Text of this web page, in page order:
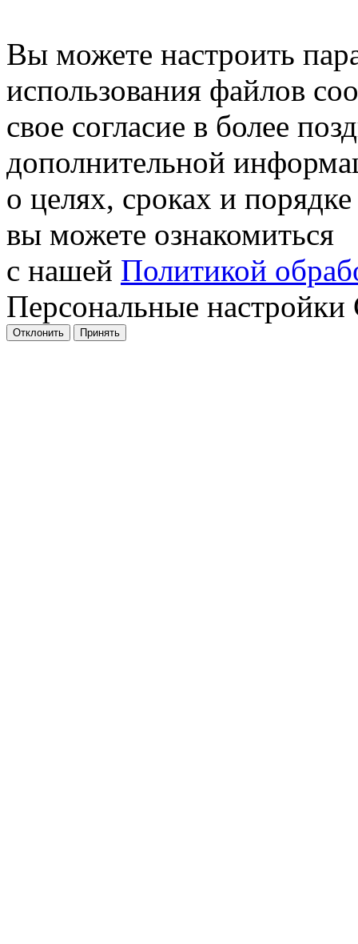
Вы можете настроить
использования файлов
свое согласие в более
дополнительной
о целях, сроках и
вы можете ознакомиться
с нашей Политикой
Персональные настройки
Отклонить Принять